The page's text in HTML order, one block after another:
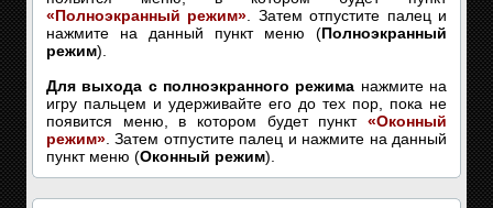
«Полноэкранный режим» . Затем отпустите палец и
нажмите на данный пункт меню (Полноэкранный
режим).
Для выхода с полноэкранного режима нажмите на
игру пальцем и удерживайте его до тех пор, пока не
появится меню, в котором будет пункт «Оконный
режим» . Затем отпустите палец и нажмите на данный
пункт меню (Оконный режим).